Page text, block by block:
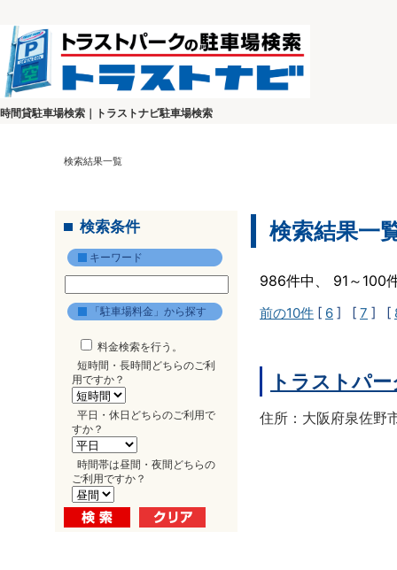
時間貸駐車場検索｜トラストナビ駐車場検索
検索結果一覧
検索条件
キーワード
「駐車場料金」から探す
料金検索を行う。
短時間・長時間どちらのご利
用ですか？
平日・休日どちらのご利用で
すか？
時間帯は昼間・夜間どちらの
ご利用ですか？
検索結果一
986件中、 91～100
前の10件 [ 6 ] [ 7 ] [
トラストパ
住所：大阪府泉佐野